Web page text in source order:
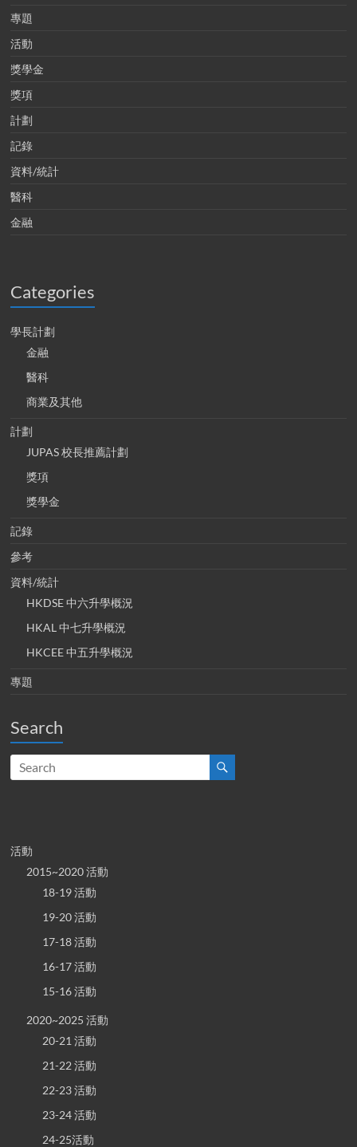
專題
活動
獎學金
獎項
計劃
記錄
資料/統計
醫科
金融
Categories
學長計劃
金融
醫科
商業及其他
計劃
JUPAS 校長推薦計劃
獎項
獎學金
記錄
參考
資料/統計
HKDSE 中六升學概況
HKAL 中七升學概況
HKCEE 中五升學概況
專題
Search
活動
2015~2020 活動
18-19 活動
19-20 活動
17-18 活動
16-17 活動
15-16 活動
2020~2025 活動
20-21 活動
21-22 活動
22-23 活動
23-24 活動
24-25活動